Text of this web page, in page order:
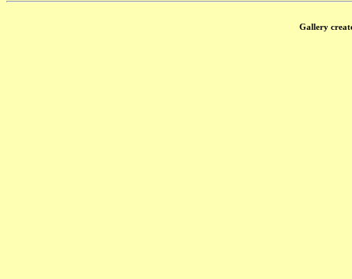
Gallery